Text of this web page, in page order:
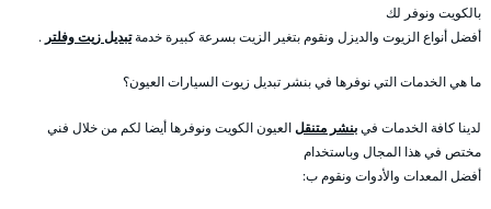
بالكويت ونوفر لك
أفضل أنواع الزيوت والديزل ونقوم بتغير الزيت بسرعة كبيرة خدمةتبديل زيت وفلتر .
ما هي الخدمات التي نوفرها في بنشر تبديل زيوت السيارات العيون؟
لدينا كافة الخدمات فيبنشر متنقلالعيون الكويت ونوفرها أيضا لكم من خلال فني
مختص في هذا المجال وباستخدام
أفضل المعدات والأدوات ونقوم ب: